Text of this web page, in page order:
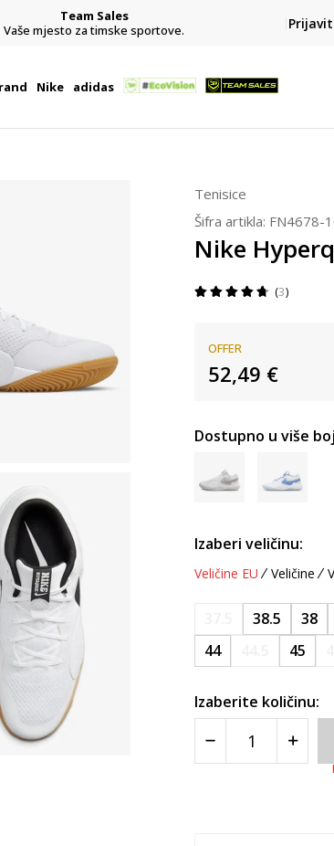
Team Sales
Vaše mjesto za timske sportove.
Nike adidas
Tenisice
Šifra artikla: FN4678-
Nike
3
OFFER
52,49 €
Dostupno u više
Izaberi veličinu:
Veličine EU Veličine
38.5 38
44
45
Izaberite količinu: